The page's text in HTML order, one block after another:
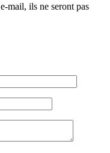
mail, ils ne seront pas